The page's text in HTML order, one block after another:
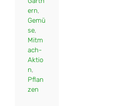
ern,
Gemü
se,
Mitm
ach-
Aktio
n,
Pflan
zen